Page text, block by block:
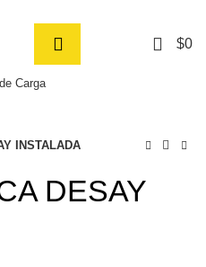
$0
Carga
INSTALADA
DESAY